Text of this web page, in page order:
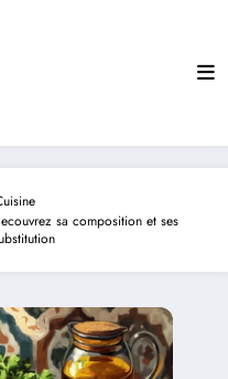
sa composition et ses